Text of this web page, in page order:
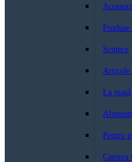
Scutece
Articole
La masă
Pentru